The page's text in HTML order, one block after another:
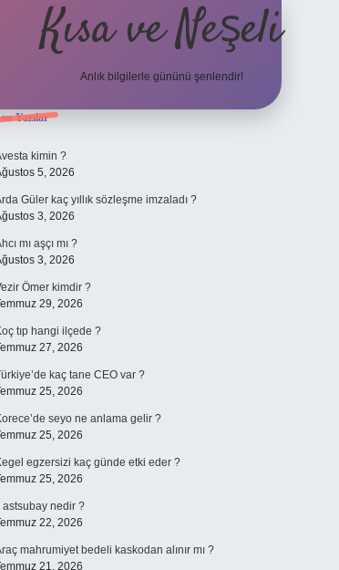
Kısa ve Neşeli
Anlık bilgilerle gününü şenlendir!
Yazılar
kimin ?
5, 2026
Güler kaç yıllık sözleşme imzaladı ?
3, 2026
mı aşçı mı ?
3, 2026
Ömer kimdir ?
29, 2026
tıp hangi ilçede ?
27, 2026
kaç tane CEO var ?
25, 2026
seyo ne anlama gelir ?
25, 2026
egzersizi kaç günde etki eder ?
25, 2026
astsubay nedir ?
22, 2026
mahrumiyet bedeli kaskodan alınır mı ?
21, 2026